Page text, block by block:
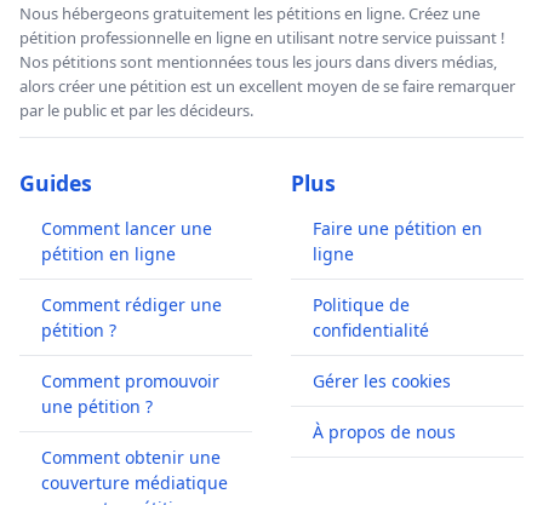
Nous hébergeons gratuitement les pétitions en ligne. Créez une
pétition professionnelle en ligne en utilisant notre service puissant !
Nos pétitions sont mentionnées tous les jours dans divers médias,
alors créer une pétition est un excellent moyen de se faire remarquer
par le public et par les décideurs.
Guides
Comment lancer une
pétition en ligne
Comment rédiger une
pétition ?
Comment promouvoir
une pétition ?
Comment obtenir une
couverture médiatique
Plus
Faire une pétition en
ligne
Politique de
confidentialité
Gérer les cookies
À propos de nous